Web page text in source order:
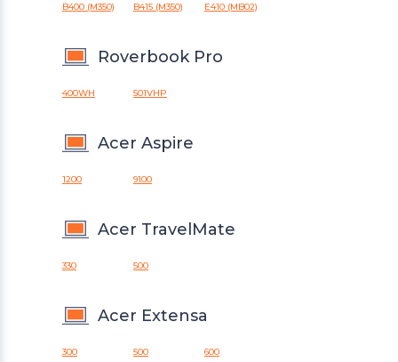
B400 (M350) B415 (M350) E410 (MB02)
Roverbook Pro
400WH 501VHP
Acer Aspire
1200 9100
Acer TravelMate
330 500
Acer Extensa
300 500 600